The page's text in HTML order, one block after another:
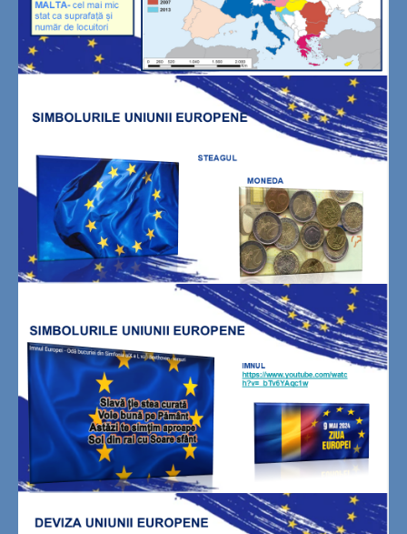
PARLAMENTUL EUROPEAN
CONSILIUL EUROPEAN
RESPONSABILITĂȚI
1. PARTICIPAREA LA VIAȚA
COMUNITĂȚII
2. RESPECTAREA LEGII
3. RESPECTAREA DREPTURILOR
CELORLALȚI
4. EXERCITAREA LIBERTĂȚII